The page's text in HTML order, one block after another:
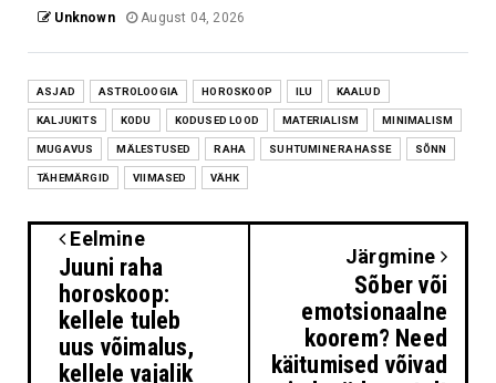
Unknown August 04, 2026
ASJAD ASTROLOOGIA HOROSKOOP ILU KAALUD
KALJUKITS KODU KODUSED LOOD MATERIALISM MINIMALISM
MUGAVUS MÄLESTUSED RAHA SUHTUMINE RAHASSE SÕNN
TÄHEMÄRGID VIIMASED VÄHK
Eelmine
Juuni raha
horoskoop:
kellele tuleb
uus võimalus,
kellele vajalik
Järgmine
Sõber või
emotsionaalne
koorem? Need
käitumised võivad